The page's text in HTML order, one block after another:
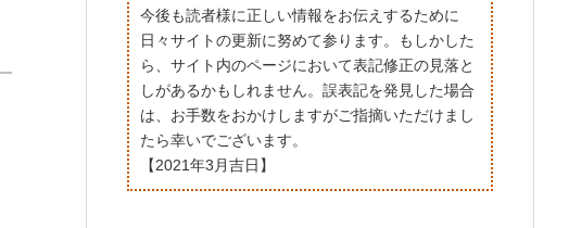
今後も読者様に正しい情報をお伝えするために
日々サイトの更新に努めて参ります。もしかした
ら、サイト内のページにおいて表記修正の見落と
しがあるかもしれません。誤表記を発見した場合
は、お手数をおかけしますがご指摘いただけまし
たら幸いでございます。
【2021年3月吉日】